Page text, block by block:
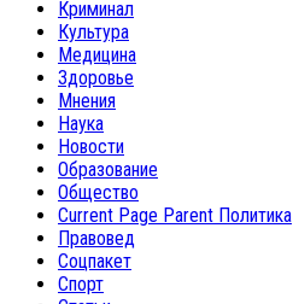
Криминал
Культура
Медицина
Здоровье
Мнения
Наука
Новости
Образование
Общество
Current Page Parent Политика
Правовед
Соцпакет
Спорт